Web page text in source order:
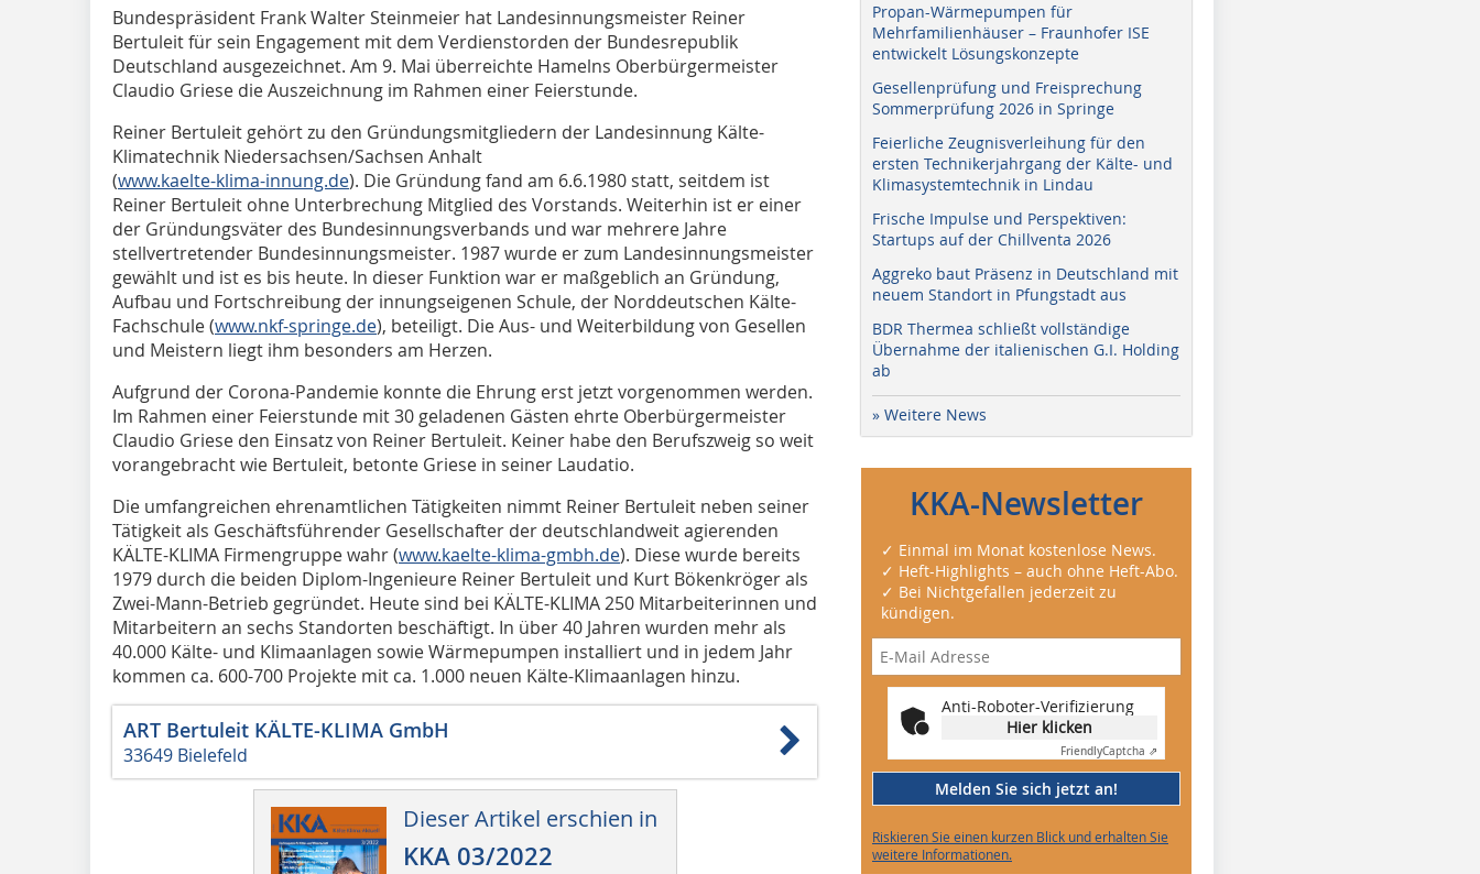
Bundespräsident Frank Walter Steinmeier hat Landesinnungsmeister Reiner
Bertuleit für sein Engagement mit dem Verdienstorden der Bundesrepublik
Deutschland ausgezeichnet. Am 9. Mai überreichte Hamelns Oberbürgermeister
Claudio Griese die Auszeichnung im Rahmen einer Feierstunde.
Reiner Bertuleit gehört zu den Gründungsmitgliedern der Landes­innung Kälte-
Klimatechnik Niedersachsen/Sachsen Anhalt ­
(www.kaelte-klima-innung.de). Die Gründung fand am 6.6.1980 statt, seitdem ist
Reiner Bertuleit ohne Unterbrechung Mitglied des Vorstands. Weiterhin ist er einer
der Gründungsväter des Bundesinnungsverbands und war mehrere Jahre
stellvertretender Bundesinnungsmeister. 1987 wurde er zum Landesinnungsmeister
gewählt und ist es bis heute. In dieser Funktion war er maßgeblich an Gründung,
Aufbau und Fortschreibung der innungseigenen Schule, der Norddeutschen Kälte-
Fachschule (www.nkf-springe.de), beteiligt. Die Aus- und Weiterbildung von Gesellen
und Meistern liegt ihm besonders am Herzen.
Aufgrund der Corona-Pandemie konnte die Ehrung erst jetzt vorgenommen werden.
Im Rahmen einer Feierstunde mit 30 geladenen Gästen ehrte Oberbürgermeister
Claudio Griese den Einsatz von Reiner Bertuleit. Keiner habe den Berufszweig so weit
vorangebracht wie Bertuleit, betonte Griese in seiner Laudatio.
Die umfangreichen ehrenamtlichen Tätigkeiten nimmt Reiner Bertuleit neben seiner
Tätigkeit als Geschäftsführender Gesellschafter der deutschlandweit agierenden
KÄLTE-KLIMA Firmengruppe wahr (www.kaelte-klima-gmbh.de). Diese wurde bereits
1979 durch die beiden Diplom-Ingenieure Reiner Bertuleit und Kurt Bökenkröger als
Zwei-Mann-Betrieb gegründet. Heute sind bei KÄLTE-KLIMA 250 Mitarbeiterinnen und
Mitarbeitern an sechs Standorten beschäftigt. In über 40 Jahren wurden mehr als
40.000 Kälte- und Klimaanlagen sowie Wärmepumpen installiert und in jedem Jahr
kommen ca. 600-700 Projekte mit ca. 1.000 neuen Kälte-Klimaanlagen hinzu.
ART Bertuleit KÄLTE-KLIMA GmbH
33649 Bielefeld
Dieser Artikel erschien in
KKA 03/2022
Propan-Wärmepumpen für
Mehrfamilienhäuser – Fraunhofer ISE
entwickelt Lösungskonzepte
Gesellenprüfung und Freisprechung
Sommerprüfung 2026 in Springe
Feierliche Zeugnisverleihung für den
ersten Technikerjahrgang der Kälte- und
Klimasystemtechnik in Lindau
Frische Impulse und Perspektiven:
Startups auf der Chillventa 2026
Aggreko baut Präsenz in Deutschland mit
neuem Standort in Pfungstadt aus
BDR Thermea schließt vollständige
Übernahme der italienischen G.I. Holding
ab
» Weitere News
KKA-Newsletter
✓ Einmal im Monat kostenlose News.
✓ Heft-Highlights – auch ohne Heft-Abo.
✓ Bei Nichtgefallen jederzeit zu
kündigen.
Anti-Roboter-Verifizierung
Hier klicken
FriendlyCaptcha ⇗
Melden Sie sich jetzt an!
Riskieren Sie einen kurzen Blick und erhalten Sie
weitere Informationen.